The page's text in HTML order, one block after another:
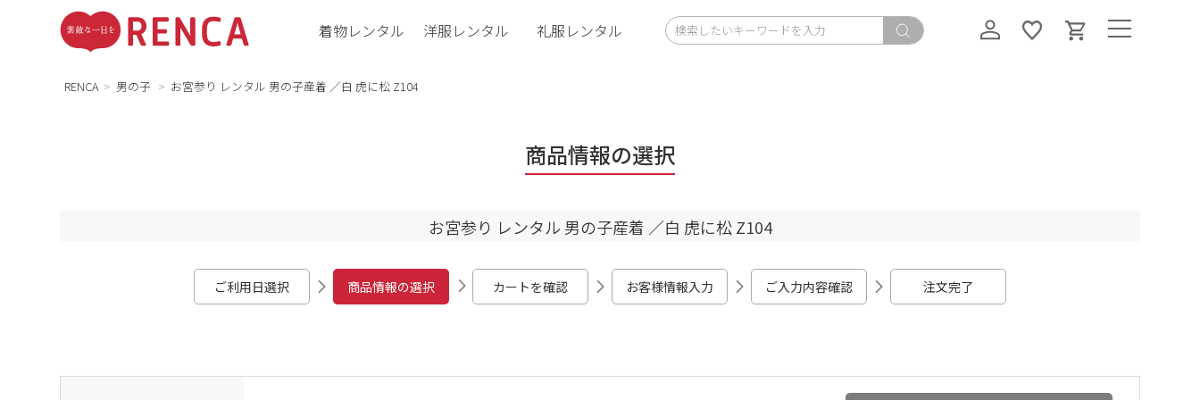
着物レンタル 洋服レンタル 礼服レンタル
RENCA 男の子 お宮参り レンタル 男の子産着 ／白 虎に松 Z104
商品情報の選択
お宮参り レンタル 男の子産着 ／白 虎に松 Z104
ご利用日選択 商品情報の選択 カートを確認 お客様情報入力 ご入力内容確認 注文完了